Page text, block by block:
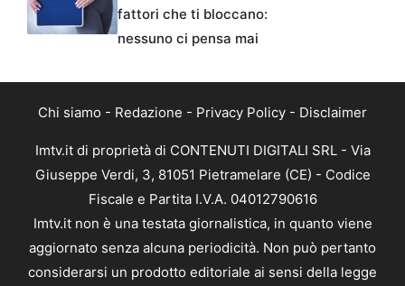
fattori che ti bloccano:
nessuno ci pensa mai
Chi siamo - Redazione - Privacy Policy - Disclaimer
Imtv.it di proprietà di CONTENUTI DIGITALI SRL - Via
Giuseppe Verdi, 3, 81051 Pietramelare (CE) - Codice
Fiscale e Partita I.V.A. 04012790616
Imtv.it non è una testata giornalistica, in quanto viene
aggiornato senza alcuna periodicità. Non può pertanto
considerarsi un prodotto editoriale ai sensi della legge